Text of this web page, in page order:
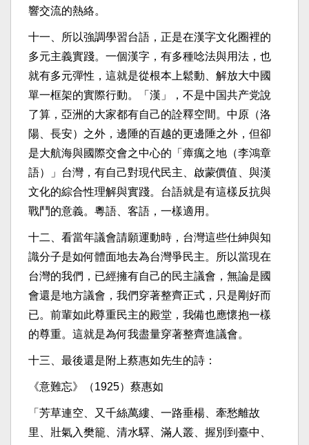
響交流的熱絡。
十一、所以強調學習台語，正是在漢字文化圈裡的
多元主義實踐。一個漢字，有多種唸法與用法，也
就有多元彈性，這就是從根本上鬆動、解放大中國
單一框架的實際行動。「漢」，不是中国共产党說
了算，亞洲的大家都有自己的詮釋空間。中原（洛
陽、長安）之外，邊陲的百越的更邊陲之外，但卻
是大航海與國際交會之中心的「瘴癘之地（李鴻章
語）」台灣，有自己對現代民主、啟蒙價值、與漢
文化的綜合性理解與實踐。台語就是有這樣反抗與
戰鬥的意義。粵語、客語，一樣適用。
十二、看當年議會請願運動時，台灣這些仕紳與知
識分子是如何體面地去為台灣爭民主。所以當現在
台灣的我們，已經擁有自己的民主議會，無論是國
會還是地方議會，我們穿著整齊正式，只是剛好而
已。前輩如此尊重民主的殿堂，我備也應懷抱一樣
的尊重。這就是為何我盡量穿著整齊進議會。
十三、最後還是附上蔡惠如先生的詩：
《意難忘》（1925）蔡惠如
「芳草連空、又千絲萬縷、一路垂楊、牽愁離故
里、壯氣入樊籠、清水驛、滿人叢、握別到臺中、